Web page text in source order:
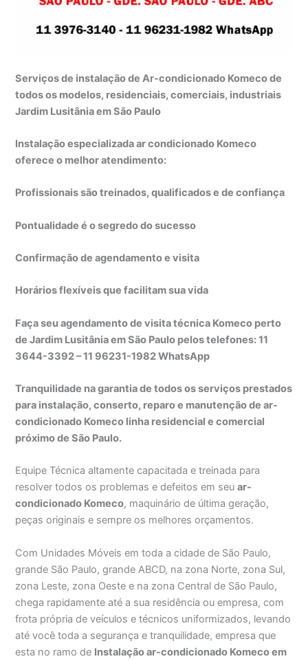
Serviços de instalação de Ar-condicionado Komeco de
todos os modelos, residenciais, comerciais, industriais
Jardim Lusitânia em São Paulo
Instalação especializada ar condicionado Komeco
oferece o melhor atendimento:
Profissionais são treinados, qualificados e de confiança
Pontualidade é o segredo do sucesso
Confirmação de agendamento e visita
Horários flexíveis que facilitam sua vida
Faça seu agendamento de visita técnica Komeco perto
de Jardim Lusitânia em São Paulo pelos telefones: 11
3644-3392 – 11 96231-1982 WhatsApp
Tranquilidade na garantia de todos os serviços prestados
para instalação, conserto, reparo e manutenção de ar-
condicionado Komeco linha residencial e comercial
próximo de São Paulo.
Equipe Técnica altamente capacitada e treinada para
resolver todos os problemas e defeitos em seuar-
condicionado Komeco, maquinário de última geração,
peças originais e sempre os melhores orçamentos.
Com Unidades Móveis em toda a cidade de São Paulo,
grande São Paulo, grande ABCD, na zona Norte, zona Sul,
zona Leste, zona Oeste e na zona Central de São Paulo,
chega rapidamente até a sua residência ou empresa, com
frota própria de veículos e técnicos uniformizados, levando
até você toda a segurança e tranquilidade, empresa que
esta no ramo de Instalação ar-condicionado Komeco em